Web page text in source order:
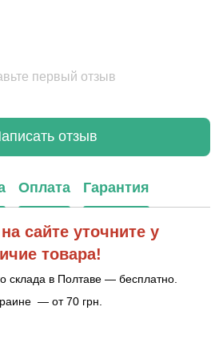
первый отзыв
отзыв
Оплата Гарантия
сайте уточните у
товара!
склада в Полтаве — бесплатно.
— от 70 грн.